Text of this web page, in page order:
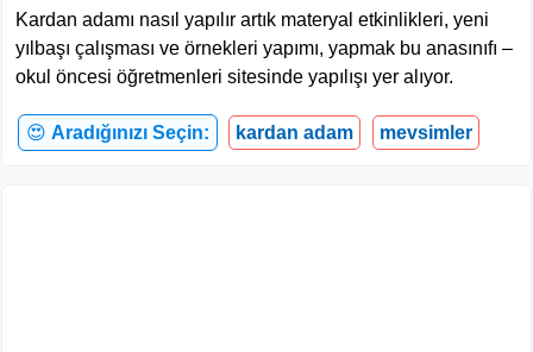
Kardan adamı nasıl yapılır artık materyal etkinlikleri, yeni
yılbaşı çalışması ve örnekleri yapımı, yapmak bu anasınıfı –
okul öncesi öğretmenleri sitesinde yapılışı yer alıyor.
😍 Aradığınızı Seçin: kardan adam mevsimler